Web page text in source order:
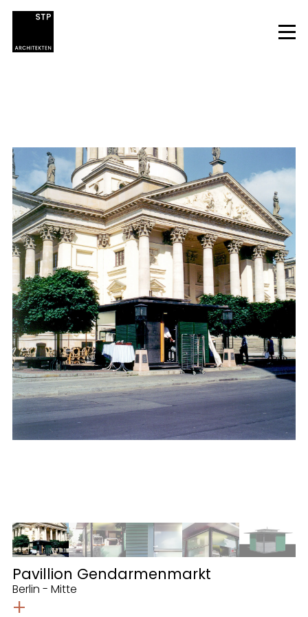
Pavillion Gendarmenmarkt
Berlin - Mitte
+